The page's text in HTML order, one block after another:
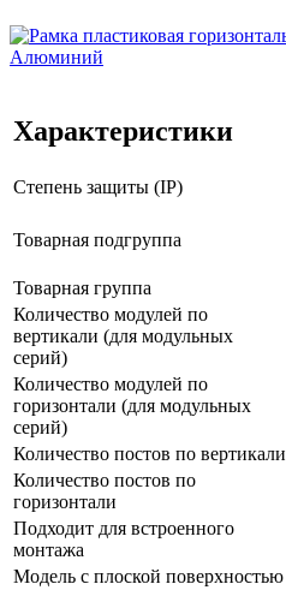
Характеристики
Степень защиты (IP)
Товарная подгруппа
Товарная группа
Количество модулей по
вертикали (для модульных
серий)
Количество модулей по
горизонтали (для модульных
серий)
Количество постов по вертикали
Количество постов по
горизонтали
Подходит для встроенного
монтажа
Модель с плоской поверхностью